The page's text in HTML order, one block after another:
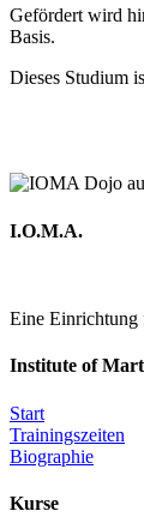
Gefördert wird
Basis.
Dieses Studium
I.O.M.A.
Eine
Institute of
Start
Trainingszeiten
Biographie
Kurse